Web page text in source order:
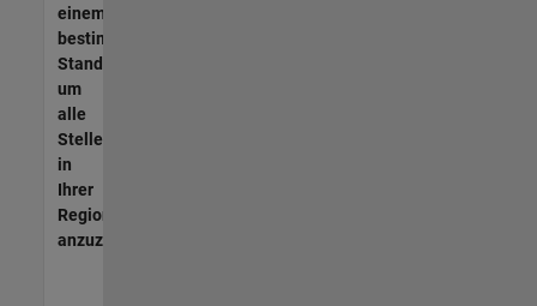
einem
bestimmten
Standort,
um
alle
Stellenangebote
in
Ihrer
Region
anzuzeigen.